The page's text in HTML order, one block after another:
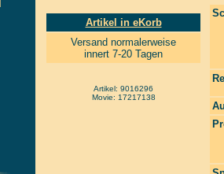
Artikel in eKorb
Versand normalerweise
innert 7-20 Tagen
Artikel: 9016296
Movie: 17217138